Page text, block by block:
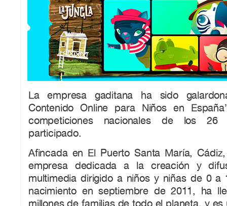
La empresa gaditana ha sido
Contenido Online para Niños en
competiciones nacionales de los
participado.
Afincada en El Puerto Santa María,
empresa dedicada a la creación y
multimedia dirigido a niños y niñas de 0 a
nacimiento en septiembre de 2011, ha
millones de familias de todo el planeta, y es